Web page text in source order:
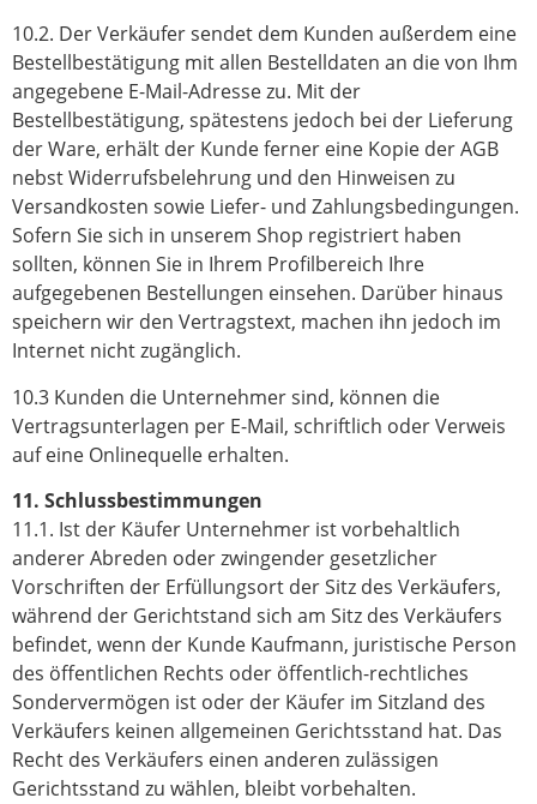
10.2. Der Verkäufer sendet dem Kunden außerdem eine
Bestellbestätigung mit allen Bestelldaten an die von Ihm
angegebene E-Mail-Adresse zu. Mit der
Bestellbestätigung, spätestens jedoch bei der Lieferung
der Ware, erhält der Kunde ferner eine Kopie der AGB
nebst Widerrufsbelehrung und den Hinweisen zu
Versandkosten sowie Liefer- und Zahlungsbedingungen.
Sofern Sie sich in unserem Shop registriert haben
sollten, können Sie in Ihrem Profilbereich Ihre
aufgegebenen Bestellungen einsehen. Darüber hinaus
speichern wir den Vertragstext, machen ihn jedoch im
Internet nicht zugänglich.
10.3 Kunden die Unternehmer sind, können die
Vertragsunterlagen per E-Mail, schriftlich oder Verweis
auf eine Onlinequelle erhalten.
11. Schlussbestimmungen
11.1. Ist der Käufer Unternehmer ist vorbehaltlich
anderer Abreden oder zwingender gesetzlicher
Vorschriften der Erfüllungsort der Sitz des Verkäufers,
während der Gerichtstand sich am Sitz des Verkäufers
befindet, wenn der Kunde Kaufmann, juristische Person
des öffentlichen Rechts oder öffentlich-rechtliches
Sondervermögen ist oder der Käufer im Sitzland des
Verkäufers keinen allgemeinen Gerichtsstand hat. Das
Recht des Verkäufers einen anderen zulässigen
Gerichtsstand zu wählen, bleibt vorbehalten.